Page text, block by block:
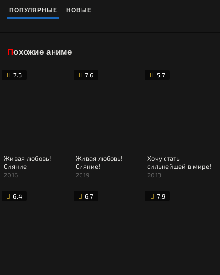
ПОПУЛЯРНЫЕ НОВЫЕ
Похожие аниме
7.3
Живая любовь!
Сияние
2016
7.6
Живая любовь!
Сияние!
2019
5.7
Хочу стать
сильнейшей в мире!
2013
6.4 6.7 7.9